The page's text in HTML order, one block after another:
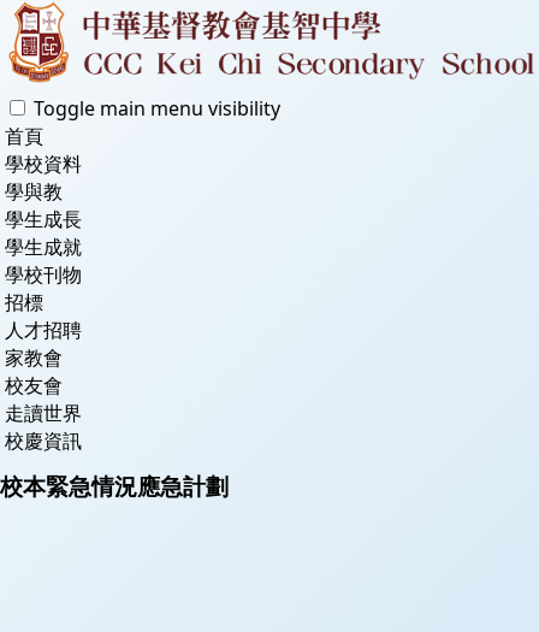
Toggle main menu visibility
首頁
學校資料
學與教
學生成長
學生成就
學校刊物
招標
人才招聘
家教會
校友會
走讀世界
校慶資訊
校本緊急情況應急計劃